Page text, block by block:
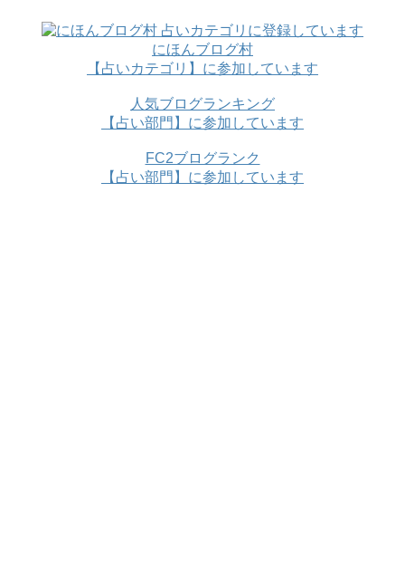
にほんブログ村
【占いカテゴリ】に参加しています
人気ブログランキング
【占い部門】に参加しています
FC2ブログランク
【占い部門】に参加しています